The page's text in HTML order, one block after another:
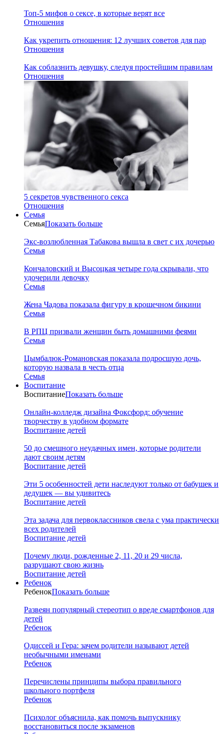
Топ-5 мифов о сексе, в которые верят все
Отношения
Как укрепить отношения: 12 лучших советов для пар
Отношения
Как соблазнить девушку, следуя простейшим правилам
Отношения
5 секретов чувственного секса
Отношения
Семья
СемьяПоказать больше
Экс-возлюбленная Табакова вышла в свет с их дочерью
Семья
Кончаловский и Высоцкая четыре года скрывали, что
удочерили девочку
Семья
Жена Чадова показала фигуру в крошечном бикини
Семья
В РПЦ призвали женщин быть домашними феями
Семья
Цымбалюк-Романовская показала подросшую дочь,
которую назвала в честь отца
Семья
Воспитание
ВоспитаниеПоказать больше
Онлайн-колледж дизайна Фоксфорд: обучение
творчеству в удобном формате
Воспитание детей
50 до смешного неудачных имен, которые родители
дают своим детям
Воспитание детей
Эти 5 особенностей дети наследуют только от бабушек и
дедушек — вы удивитесь
Воспитание детей
Эта задача для первоклассников свела с ума практически
всех родителей
Воспитание детей
Почему люди, рожденные 2, 11, 20 и 29 числа,
разрушают свою жизнь
Воспитание детей
Ребенок
РебенокПоказать больше
Развеян популярный стереотип о вреде смартфонов для
детей
Ребенок
Одиссей и Гера: зачем родители называют детей
необычными именами
Ребенок
Перечислены принципы выбора правильного
школьного портфеля
Ребенок
Психолог объяснила, как помочь выпускнику
восстановиться после экзаменов